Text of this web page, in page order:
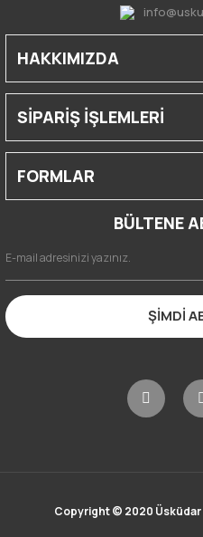
HAKKIMIZDA
SİPARİŞ İŞLEMLERİ
FORMLAR
BÜLTENE
ŞİMDİ
Copyright © 2020 Üsküdar